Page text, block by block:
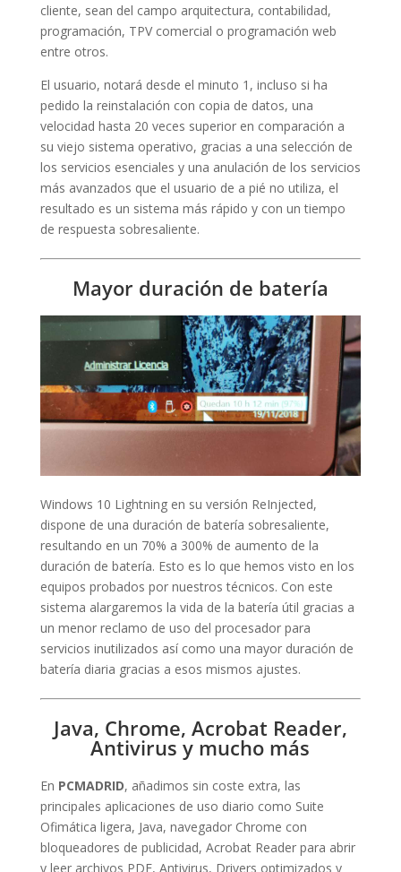
cliente, sean del campo arquitectura, contabilidad,
programación, TPV comercial o programación web
entre otros.
El usuario, notará desde el minuto 1, incluso si ha
pedido la reinstalación con copia de datos, una
velocidad hasta 20 veces superior en comparación a
su viejo sistema operativo, gracias a una selección de
los servicios esenciales y una anulación de los servicios
más avanzados que el usuario de a pié no utiliza, el
resultado es un sistema más rápido y con un tiempo
de respuesta sobresaliente.
Mayor duración de batería
Windows 10 Lightning en su versión ReInjected,
dispone de una duración de batería sobresaliente,
resultando en un 70% a 300% de aumento de la
duración de batería. Esto es lo que hemos visto en los
equipos probados por nuestros técnicos. Con este
sistema alargaremos la vida de la batería útil gracias a
un menor reclamo de uso del procesador para
servicios inutilizados así como una mayor duración de
batería diaria gracias a esos mismos ajustes.
Java, Chrome, Acrobat Reader,
Antivirus y mucho más
En PCMADRID, añadimos sin coste extra, las
principales aplicaciones de uso diario como Suite
Ofimática ligera, Java, navegador Chrome con
bloqueadores de publicidad, Acrobat Reader para abrir
y leer archivos PDF, Antivirus, Drivers optimizados y